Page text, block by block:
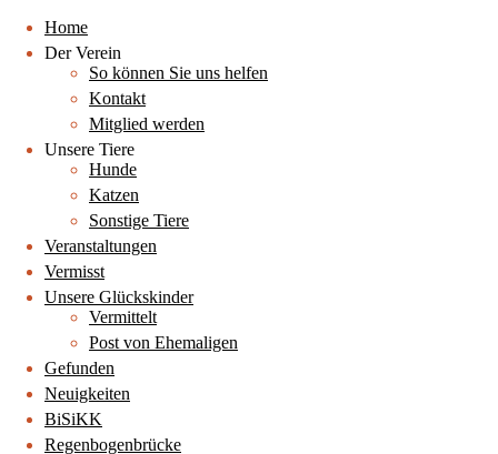
Home
Der Verein
So können Sie uns helfen
Kontakt
Mitglied werden
Unsere Tiere
Hunde
Katzen
Sonstige Tiere
Veranstaltungen
Vermisst
Unsere Glückskinder
Vermittelt
Post von Ehemaligen
Gefunden
Neuigkeiten
BiSiKK
Regenbogenbrücke